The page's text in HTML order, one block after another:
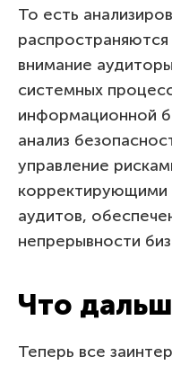
То есть
внимание
системных
информационной
анализ
управление
корректирующими
аудитов,
непрерывности
Что
Теперь все